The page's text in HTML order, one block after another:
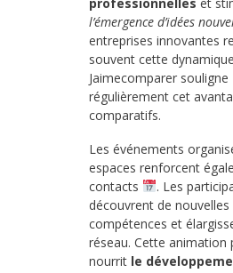
l’émergence d’idées
entreprises innovantes
souvent cette
Jaimecomparer souligne
régulièrement cet
comparatifs.
Les événements
espaces renforcent
contacts
. Les
découvrent de nouvelles
compétences et
réseau. Cette animation
nourrit le